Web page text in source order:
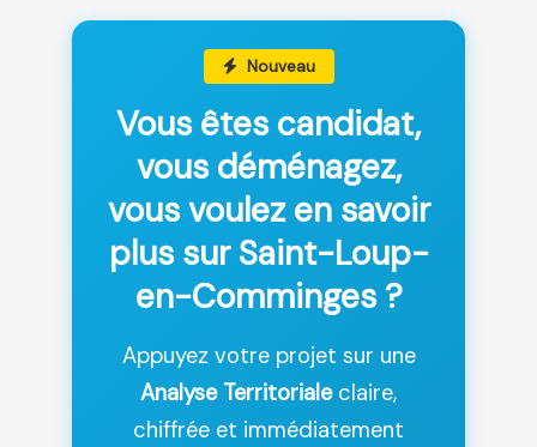
Nouveau
Vous êtes candidat,
vous déménagez,
vous voulez en savoir
plus sur Saint-Loup-
en-Comminges ?
Appuyez votre projet sur une
Analyse Territorialeclaire,
chiffrée et immédiatement